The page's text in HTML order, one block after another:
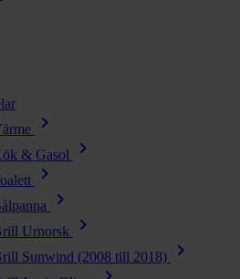
chevron_right
& Gasol chevron_right
chevron_right
chevron_right
Urnorsk chevron_right
Sunwind (2008 till 2018) chevron_right